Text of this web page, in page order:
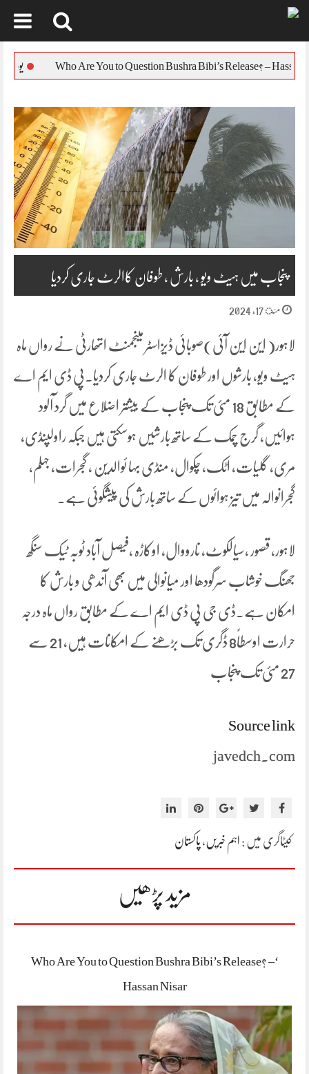
content
یورپی یونین کا
پنجاب میں ہیٹ ویو ، بارش ، طوفان کاالرٹ جاری کردیا
مئ 17, 2024
لاہور( این این آئی)صوبائی ڈیزاسٹر مینجمنٹ اتھارٹی نے رواں ماہ
ہیٹ ویو، بارشوں اور طوفان کا الرٹ جاری کردیا۔پی ڈی ایم اے
کے مطابق 18 مئی تک پنجاب کے بیشتر اضلاع میں گرد آلود
ہوائیں، گرج چمک کے ساتھ بارشیں ہوسکتی ہیں جبکہ راولپنڈی،
مری، گلیات، اٹک، چکوال، منڈی بہا ئوالدین ، گجرات، جہلم،
گجرانوالہ میں تیز ہوائوں کے ساتھ بارش کی پیشگوئی ہے۔
لاہور، قصور ،سیالکوٹ، نارووال، اوکاڑہ ،فیصل آباد ٹوبہ ٹیک سنگھ
جھنگ خوشاب سرگودھا اور میانوالی میں بھی آندھی و بارش کا
امکان ہے۔ڈی جی پی ڈی ایم اے کے مطابق رواں ماہ درجہ
حرارت اوسطاً8 ڈگری تک بڑھنے کے امکانات ہیں، 21 سے
27 مئی تک پنجاب
Source link
javedch.com
کیٹاگری میں : اہم خبریں ، پاکستان
مزید پڑھیں
‘Who Are You to Question Bushra Bibi’s Release? –
Hassan Nisar